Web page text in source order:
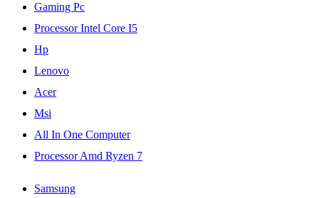
Gaming Pc
Processor Intel Core I5
Hp
Lenovo
Acer
Msi
All In One Computer
Processor Amd Ryzen 7
Samsung